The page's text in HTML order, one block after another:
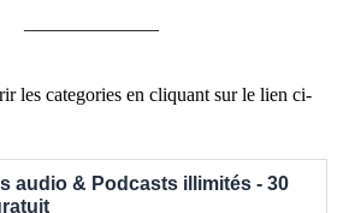
les categories en cliquant sur le lien ci-
audio & Podcasts illimités - 30